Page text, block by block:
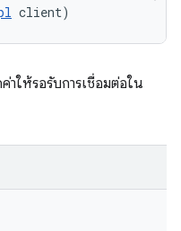
client)
ให้รอรับการเชื่อมต่อใน